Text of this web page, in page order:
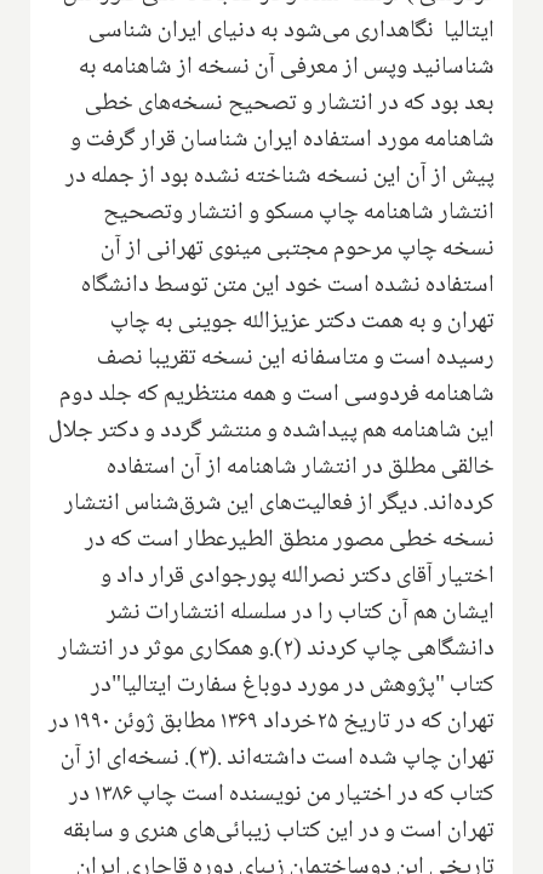
ایتالیا نگاهداری می‌شود به دنیای ایران شناسی
شناسانید وپس از معرفی آن نسخه از شاهنامه به
بعد بود که در انتشار و تصحیح نسخه‌های خطی
شاهنامه‌ مورد استفاده‌ ایران شناسان قرار گرفت و
پیش از آ‌ن این نسخه شناخته نشده بود از جمله‌ در
انتشار شاهنامه‌ چاپ مسکو و انتشار وتصحیح
نسخه چاپ مرحوم مجتبی مینوی تهرانی‌ از آن
استفاده نشده است خود این متن‌ توسط دانشگاه
تهران و به همت دکتر عزیزالله جوینی‌ به چاپ
رسیده است و متاسفانه این نسخه تقریبا نصف
شاهنامه فردوسی است و همه منتظریم که جلد دوم
این شاهنامه هم پیداشده و منتشر گردد و دکتر جلال
خالقی مطلق در انتشار شاهنامه‌ از آن استفاده
کرده‌اند. دیگر از فعالیت‌های این شرق‌شناس انتشار
نسخه خطی مصور منطق الطیرعطار است که در
اختیار آقای دکتر نصرالله پور‌جوادی قرار داد و
ایشان هم آن کتاب را در سلسله انتشارات نشر
دانشگاهی‌ چاپ کردند (۲).و همکاری موثر در انتشار
کتاب "پژوهش در مورد دوباغ سفارت ایتالیا"در
تهران که در تاریخ ۲۵خرداد ۱۳۶۹ مطابق ژوئن ۱۹۹۰ در
تهران چاپ شده است داشته‌اند .(۳). نسخه‌ای از آن
کتاب که در اختیار من نویسند‌ه است چاپ ۱۳۸۶ در
تهران است و در این کتاب زیبائی‌های هنری و سابقه